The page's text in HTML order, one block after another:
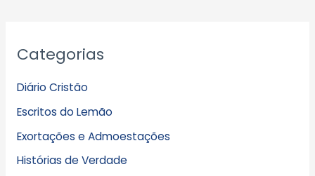
Categorias
Diário Cristão
Escritos do Lemão
Exortações e Admoestações
Histórias de Verdade
r
i
v
o